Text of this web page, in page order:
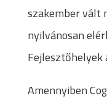
szakember vált
nyilvánosan
Fejlesztőhelyek
Amennyiben